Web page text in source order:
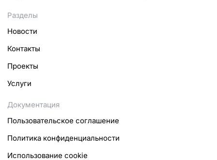
Разделы
Новости
Контакты
Проекты
Услуги
Документация
Пользовательское соглашение
Политика конфиденциальности
Использование cookie